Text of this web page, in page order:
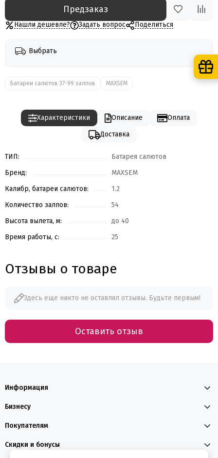
Предзаказ
Нашли дешевле? Задать вопрос Поделиться
Выбрать
Батареи салютов 37-99 залпов MAXSEM
Характеристики Описание
Оплата
Доставка
ТИП:
Батарея салютов
Бренд:
MAXSEM
Калибр, батареи салютов:
1.2
Количество залпов:
54
Высота вылета, м:
до 40
Время работы, с:
25
Отзывы о товаре
Здесь еще никто не оставлял отзывы. Будьте первым!
Оставить отзыв
Информация
Бизнесу
Покупателям
Скидки и бонусы